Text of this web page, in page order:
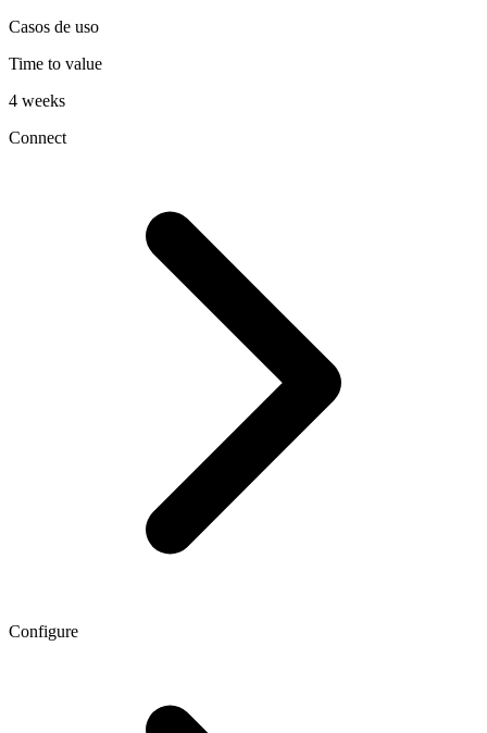
Casos de uso
Time to value
4 weeks
Connect
Configure